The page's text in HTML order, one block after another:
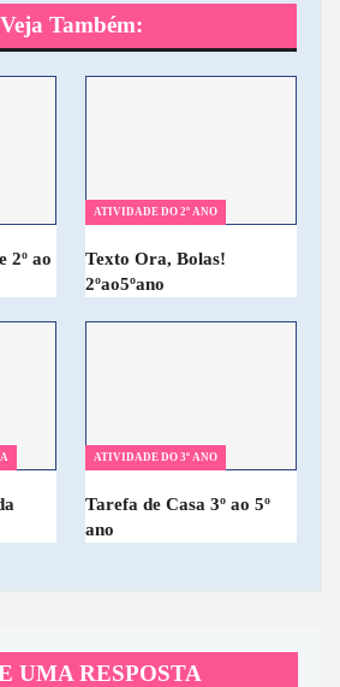
Veja Também:
2º ao
ATIVIDADE DO 2º ANO
Texto Ora, Bolas!
2ºao5ºano
ATIVIDADE DO 3º ANO
Tarefa de Casa 3º ao 5º
ano
UMA RESPOSTA